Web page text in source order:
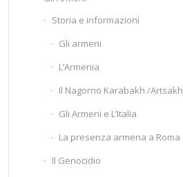
Storia e informazioni
Gli armeni
L’Armenia
Il Nagorno Karabakh /Artsakh
Gli Armeni e L’Italia
La presenza armena a Roma
Il Genocidio